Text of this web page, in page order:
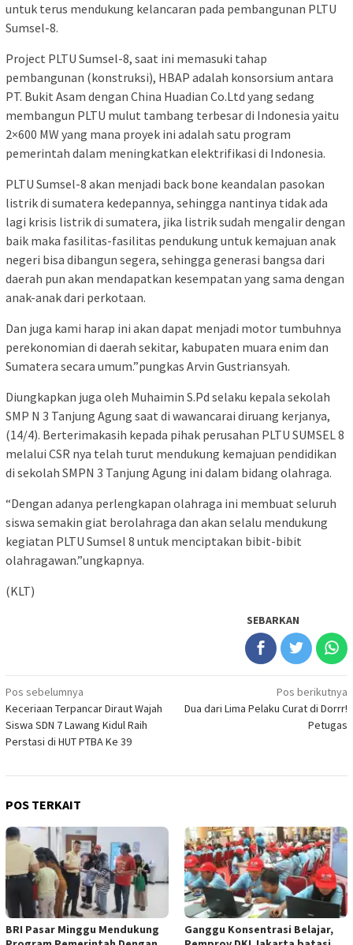
untuk terus mendukung kelancaran pada pembangunan PLTU
Sumsel-8.
Project PLTU Sumsel-8, saat ini memasuki tahap
pembangunan (konstruksi), HBAP adalah konsorsium antara
PT. Bukit Asam dengan China Huadian Co.Ltd yang sedang
membangun PLTU mulut tambang terbesar di Indonesia yaitu
2×600 MW yang mana proyek ini adalah satu program
pemerintah dalam meningkatkan elektrifikasi di Indonesia.
PLTU Sumsel-8 akan menjadi back bone keandalan pasokan
listrik di sumatera kedepannya, sehingga nantinya tidak ada
lagi krisis listrik di sumatera, jika listrik sudah mengalir dengan
baik maka fasilitas-fasilitas pendukung untuk kemajuan anak
negeri bisa dibangun segera, sehingga generasi bangsa dari
daerah pun akan mendapatkan kesempatan yang sama dengan
anak-anak dari perkotaan.
Dan juga kami harap ini akan dapat menjadi motor tumbuhnya
perekonomian di daerah sekitar, kabupaten muara enim dan
Sumatera secara umum.”pungkas Arvin Gustriansyah.
Diungkapkan juga oleh Muhaimin S.Pd selaku kepala sekolah
SMP N 3 Tanjung Agung saat di wawancarai diruang kerjanya,
(14/4). Berterimakasih kepada pihak perusahan PLTU SUMSEL 8
melalui CSR nya telah turut mendukung kemajuan pendidikan
di sekolah SMPN 3 Tanjung Agung ini dalam bidang olahraga.
“Dengan adanya perlengkapan olahraga ini membuat seluruh
siswa semakin giat berolahraga dan akan selalu mendukung
kegiatan PLTU Sumsel 8 untuk menciptakan bibit-bibit
olahragawan.”ungkapnya.
(KLT)
SEBARKAN
Navigasi
pos
Pos sebelumnya
Keceriaan Terpancar Diraut Wajah
Siswa SDN 7 Lawang Kidul Raih
Perstasi di HUT PTBA Ke 39
Pos berikutnya
Dua dari Lima Pelaku Curat di Dorrr!
Petugas
POS TERKAIT
BRI Pasar Minggu Mendukung
Ganggu Konsentrasi Belajar,